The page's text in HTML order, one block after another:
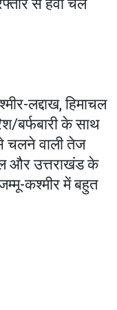
से हवा चल
लद्दाख, हिमाचल
बर्फबारी के साथ
चलने वाली तेज
और उत्तराखंड के
कश्मीर में बहुत